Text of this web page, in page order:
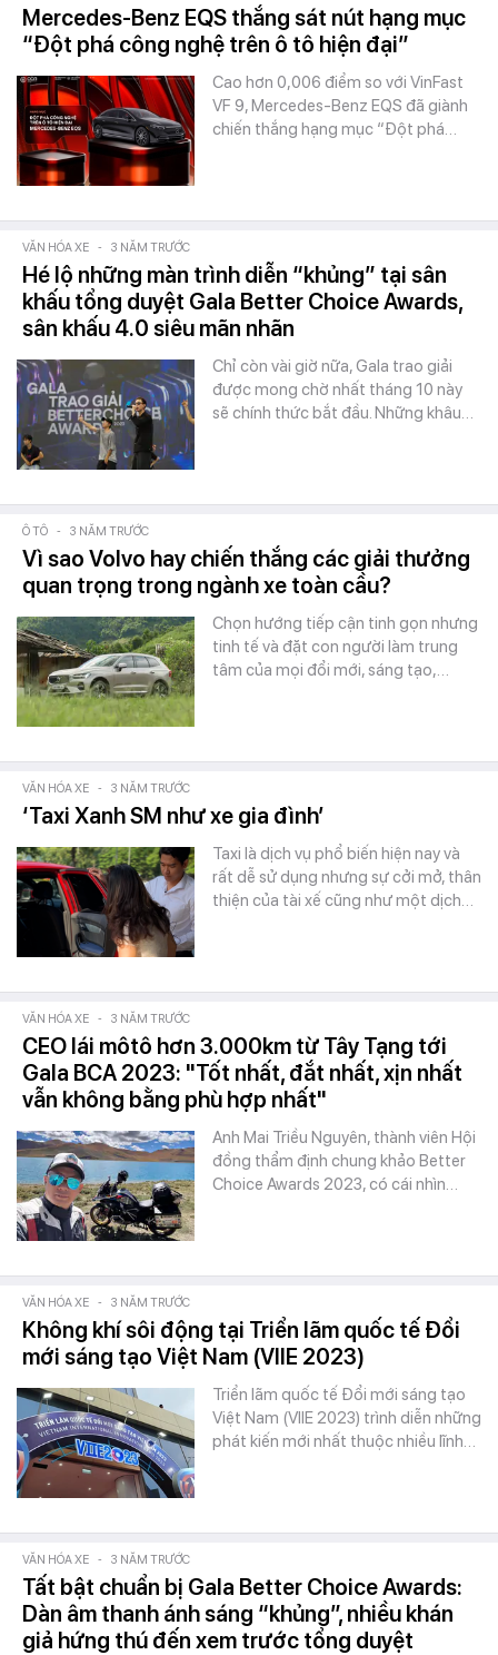
Mercedes-Benz EQS thắng sát nút hạng mục
“Đột phá công nghệ trên ô tô hiện đại”
Cao hơn 0,006 điểm so với VinFast
VF 9, Mercedes-Benz EQS đã giành
chiến thắng hạng mục “Đột phá…
VĂN HÓA XE - 3 NĂM TRƯỚC
Hé lộ những màn trình diễn “khủng” tại sân
khấu tổng duyệt Gala Better Choice Awards,
sân khấu 4.0 siêu mãn nhãn
Chỉ còn vài giờ nữa, Gala trao giải
được mong chờ nhất tháng 10 này
sẽ chính thức bắt đầu. Những khâu…
Ô TÔ - 3 NĂM TRƯỚC
Vì sao Volvo hay chiến thắng các giải thưởng
quan trọng trong ngành xe toàn cầu?
Chọn hướng tiếp cận tinh gọn nhưng
tinh tế và đặt con người làm trung
tâm của mọi đổi mới, sáng tạo,…
VĂN HÓA XE - 3 NĂM TRƯỚC
‘Taxi Xanh SM như xe gia đình’
Taxi là dịch vụ phổ biến hiện nay và
rất dễ sử dụng nhưng sự cởi mở, thân
thiện của tài xế cũng như một dịch…
VĂN HÓA XE - 3 NĂM TRƯỚC
CEO lái môtô hơn 3.000km từ Tây Tạng tới
Gala BCA 2023: "Tốt nhất, đắt nhất, xịn nhất
vẫn không bằng phù hợp nhất"
Anh Mai Triều Nguyên, thành viên Hội
đồng thẩm định chung khảo Better
Choice Awards 2023, có cái nhìn…
VĂN HÓA XE - 3 NĂM TRƯỚC
Không khí sôi động tại Triển lãm quốc tế Đổi
mới sáng tạo Việt Nam (VIIE 2023)
Triển lãm quốc tế Đổi mới sáng tạo
Việt Nam (VIIE 2023) trình diễn những
phát kiến mới nhất thuộc nhiều lĩnh…
VĂN HÓA XE - 3 NĂM TRƯỚC
Tất bật chuẩn bị Gala Better Choice Awards:
Dàn âm thanh ánh sáng “khủng”, nhiều khán
giả hứng thú đến xem trước tổng duyệt